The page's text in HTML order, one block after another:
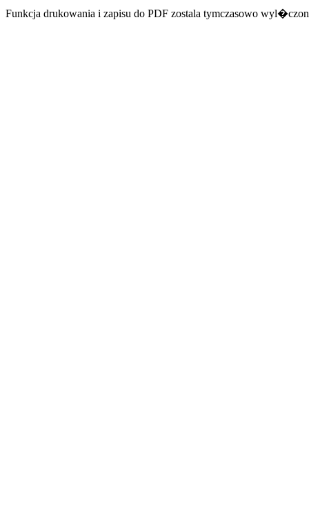
Funkcja drukowania i zapisu do PDF zostala tymczasowo